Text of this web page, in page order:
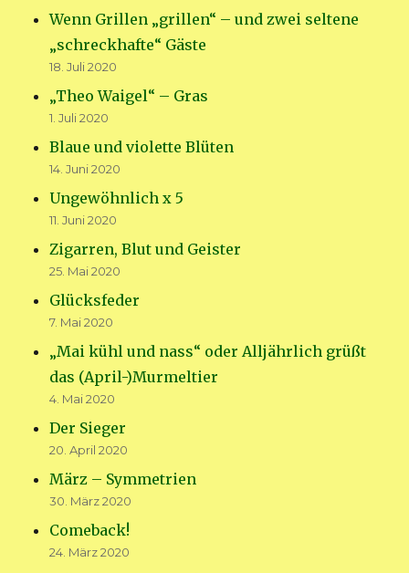
Wenn Grillen „grillen“ – und zwei seltene
„schreckhafte“ Gäste
18. Juli 2020
„Theo Waigel“ – Gras
1. Juli 2020
Blaue und violette Blüten
14. Juni 2020
Ungewöhnlich x 5
11. Juni 2020
Zigarren, Blut und Geister
25. Mai 2020
Glücksfeder
7. Mai 2020
„Mai kühl und nass“ oder Alljährlich grüßt
das (April-)Murmeltier
4. Mai 2020
Der Sieger
20. April 2020
März – Symmetrien
30. März 2020
Comeback!
24. März 2020